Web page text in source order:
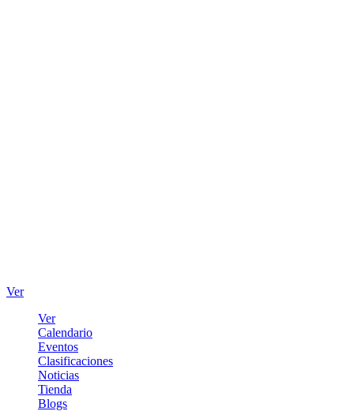
Ver
Ver
Calendario
Eventos
Clasificaciones
Noticias
Tienda
Blogs